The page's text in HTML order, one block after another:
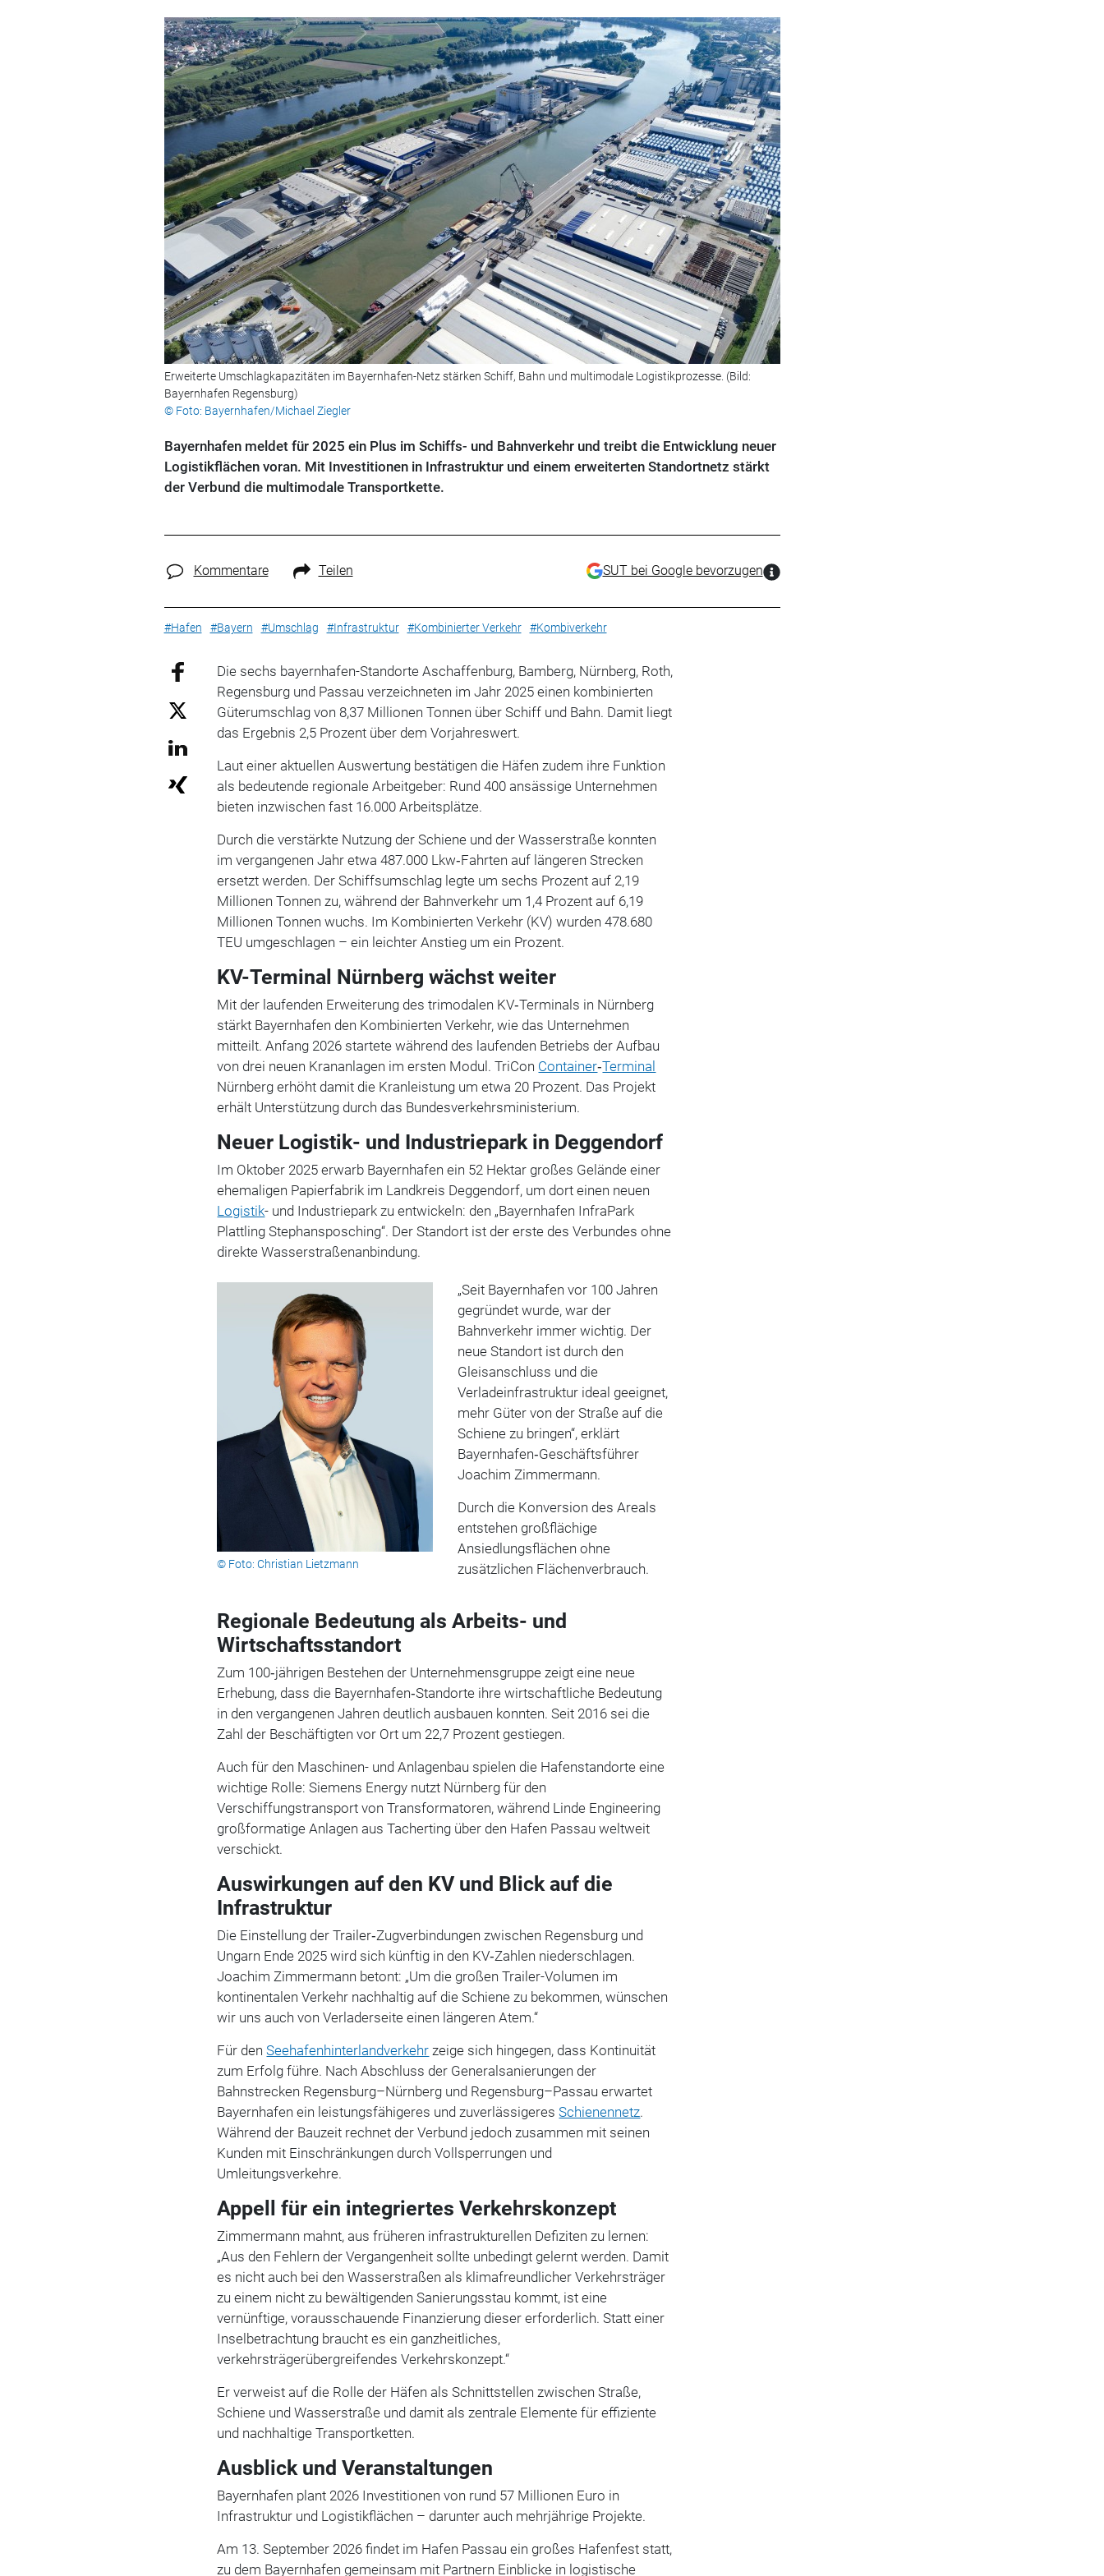
Erweiterte Umschlagkapazitäten im Bayernhafen-Netz stärken Schiff, Bahn und multimodale Logistikprozesse. (Bild:
Bayernhafen Regensburg)
© Foto: Bayernhafen/Michael Ziegler
Bayernhafen meldet für 2025 ein Plus im Schiffs- und Bahnverkehr und treibt die Entwicklung neuer
Logistikflächen voran. Mit Investitionen in Infrastruktur und einem erweiterten Standortnetz stärkt
der Verbund die multimodale Transportkette.
Kommentare Teilen SUT bei Google bevorzugen
#Hafen #Bayern #Umschlag #Infrastruktur #Kombinierter Verkehr #Kombiverkehr
Die sechs bayernhafen-Standorte Aschaffenburg, Bamberg, Nürnberg, Roth,
Regensburg und Passau verzeichneten im Jahr 2025 einen kombinierten
Güterumschlag von 8,37 Millionen Tonnen über Schiff und Bahn. Damit liegt
das Ergebnis 2,5 Prozent über dem Vorjahreswert.
Laut einer aktuellen Auswertung bestätigen die Häfen zudem ihre Funktion
als bedeutende regionale Arbeitgeber: Rund 400 ansässige Unternehmen
bieten inzwischen fast 16.000 Arbeitsplätze.
Durch die verstärkte Nutzung der Schiene und der Wasserstraße konnten
im vergangenen Jahr etwa 487.000 Lkw‑Fahrten auf längeren Strecken
ersetzt werden. Der Schiffsumschlag legte um sechs Prozent auf 2,19
Millionen Tonnen zu, während der Bahnverkehr um 1,4 Prozent auf 6,19
Millionen Tonnen wuchs. Im Kombinierten Verkehr (KV) wurden 478.680
TEU umgeschlagen – ein leichter Anstieg um ein Prozent.
KV-Terminal Nürnberg wächst weiter
Mit der laufenden Erweiterung des trimodalen KV‑Terminals in Nürnberg
stärkt Bayernhafen den Kombinierten Verkehr, wie das Unternehmen
mitteilt. Anfang 2026 startete während des laufenden Betriebs der Aufbau
von drei neuen Krananlagen im ersten Modul. TriCon Container‑Terminal
Nürnberg erhöht damit die Kranleistung um etwa 20 Prozent. Das Projekt
erhält Unterstützung durch das Bundesverkehrsministerium.
Neuer Logistik- und Industriepark in Deggendorf
Im Oktober 2025 erwarb Bayernhafen ein 52 Hektar großes Gelände einer
ehemaligen Papierfabrik im Landkreis Deggendorf, um dort einen neuen
Logistik- und Industriepark zu entwickeln: den „Bayernhafen InfraPark
Plattling Stephansposching“. Der Standort ist der erste des Verbundes ohne
direkte Wasserstraßenanbindung.
© Foto: Christian Lietzmann
„Seit Bayernhafen vor 100 Jahren
gegründet wurde, war der
Bahnverkehr immer wichtig. Der
neue Standort ist durch den
Gleisanschluss und die
Verladeinfrastruktur ideal geeignet,
mehr Güter von der Straße auf die
Schiene zu bringen“, erklärt
Bayernhafen‑Geschäftsführer
Joachim Zimmermann.
Durch die Konversion des Areals
entstehen großflächige
Ansiedlungsflächen ohne
zusätzlichen Flächenverbrauch.
Regionale Bedeutung als Arbeits- und
Wirtschaftsstandort
Zum 100‑jährigen Bestehen der Unternehmensgruppe zeigt eine neue
Erhebung, dass die Bayernhafen‑Standorte ihre wirtschaftliche Bedeutung
in den vergangenen Jahren deutlich ausbauen konnten. Seit 2016 sei die
Zahl der Beschäftigten vor Ort um 22,7 Prozent gestiegen.
Auch für den Maschinen- und Anlagenbau spielen die Hafenstandorte eine
wichtige Rolle: Siemens Energy nutzt Nürnberg für den
Verschiffungstransport von Transformatoren, während Linde Engineering
großformatige Anlagen aus Tacherting über den Hafen Passau weltweit
verschickt.
Auswirkungen auf den KV und Blick auf die
Infrastruktur
Die Einstellung der Trailer‑Zugverbindungen zwischen Regensburg und
Ungarn Ende 2025 wird sich künftig in den KV‑Zahlen niederschlagen.
Joachim Zimmermann betont: „Um die großen Trailer-Volumen im
kontinentalen Verkehr nachhaltig auf die Schiene zu bekommen, wünschen
wir uns auch von Verladerseite einen längeren Atem.“
Für denSeehafenhinterlandverkehr zeige sich hingegen, dass Kontinuität
zum Erfolg führe. Nach Abschluss der Generalsanierungen der
Bahnstrecken Regensburg–Nürnberg und Regensburg–Passau erwartet
Bayernhafen ein leistungsfähigeres und zuverlässigeresSchienennetz.
Während der Bauzeit rechnet der Verbund jedoch zusammen mit seinen
Kunden mit Einschränkungen durch Vollsperrungen und
Umleitungsverkehre.
Appell für ein integriertes Verkehrskonzept
Zimmermann mahnt, aus früheren infrastrukturellen Defiziten zu lernen:
„Aus den Fehlern der Vergangenheit sollte unbedingt gelernt werden. Damit
es nicht auch bei den Wasserstraßen als klimafreundlicher Verkehrsträger
zu einem nicht zu bewältigenden Sanierungsstau kommt, ist eine
vernünftige, vorausschauende Finanzierung dieser erforderlich. Statt einer
Inselbetrachtung braucht es ein ganzheitliches,
verkehrsträgerübergreifendes Verkehrskonzept.“
Er verweist auf die Rolle der Häfen als Schnittstellen zwischen Straße,
Schiene und Wasserstraße und damit als zentrale Elemente für effiziente
und nachhaltige Transportketten.
Ausblick und Veranstaltungen
Bayernhafen plant 2026 Investitionen von rund 57 Millionen Euro in
Infrastruktur und Logistikflächen – darunter auch mehrjährige Projekte.
Am 13. September 2026 findet im Hafen Passau ein großes Hafenfest statt,
zu dem Bayernhafen gemeinsam mit Partnern Einblicke in logistische